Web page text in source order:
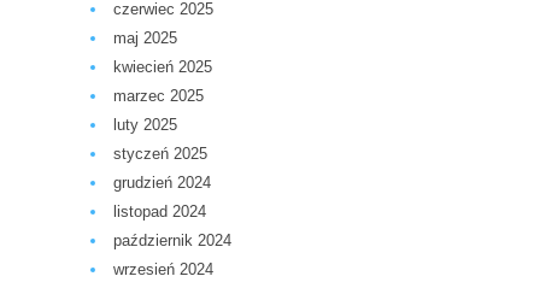
czerwiec 2025
maj 2025
kwiecień 2025
marzec 2025
luty 2025
styczeń 2025
grudzień 2024
listopad 2024
październik 2024
wrzesień 2024